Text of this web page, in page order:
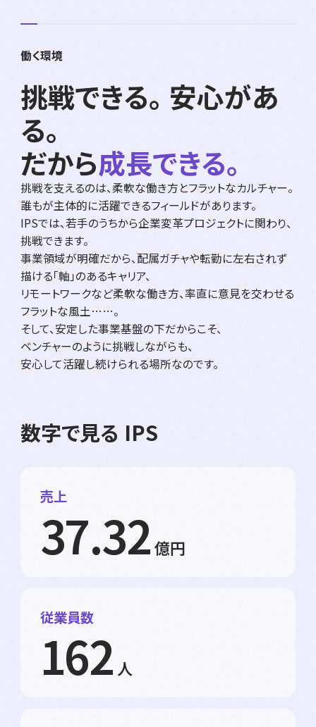
働く環境
挑戦できる。 安心があ
る。
だから成長できる。
挑戦を支えるのは、柔軟な働き方とフラットなカルチャー。
誰もが主体的に活躍できるフィールドがあります。
IPSでは、若手のうちから企業変革プロジェクトに関わり、
挑戦できます。
事業領域が明確だから、配属ガチャや転勤に左右されず
描ける「軸」のあるキャリア、
リモートワークなど柔軟な働き方、率直に意見を交わせる
フラットな風土……。
そして、安定した事業基盤の下だからこそ、
ベンチャーのように挑戦しながらも、
安心して活躍し続けられる場所なのです。
数字で見る IPS
売上
37.32億円
従業員数
162 人